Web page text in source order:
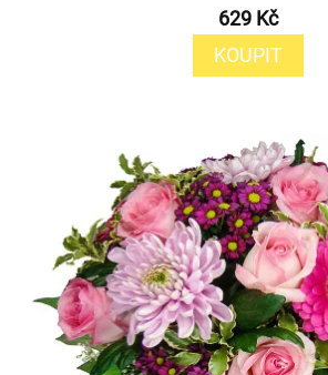
629 Kč
KOUPIT